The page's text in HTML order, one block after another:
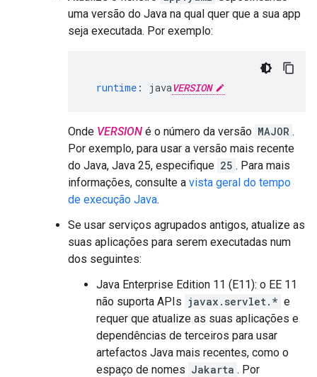
uma versão do Java na qual quer que a sua app
seja executada. Por exemplo:
runtime : javaVERSION
Onde VERSION é o número da versão MAJOR .
Por exemplo, para usar a versão mais recente
do Java, Java 25, especifique 25 . Para mais
informações, consulte a vista geral do tempo
de execução Java.
Se usar serviços agrupados antigos, atualize as
suas aplicações para serem executadas num
dos seguintes:
Java Enterprise Edition 11 (E11): o EE 11
não suporta APIs javax.servlet.* e
requer que atualize as suas aplicações e
dependências de terceiros para usar
artefactos Java mais recentes, como o
espaço de nomes Jakarta . Por